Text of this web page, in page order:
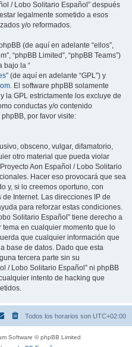
/ Lobo Solitario Español” después
legalmente sometido a esos
y/o reformados.
(de aquí en adelante “ellos”,
“phpBB Limited”, “phpBB Teams”)
bajo la “
” (de aquí en adelante “GPL”) y
. El software phpBB solamente
la GPL estrictamente los excluye de
conductas y/o contenido
por favor visite:
obsceno, vulgar, difamatorio,
otro material que pueda violar
Aon Español / Lobo Solitario
Hacer eso provocará que sea
y, si lo creemos oportuno, con
Internet. Las direcciones IP de
para reforzar estas condiciones.
Solitario Español” tiene derecho a
en cualquier momento que lo
que cualquier información que
base de datos. Dado que esta
tercera parte sin su
/ Lobo Solitario Español” ni phpBB
intento de hacking que
Todos los horarios son UTC+02:00
Software © phpBB Limited